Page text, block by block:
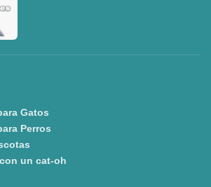
todas las promos 🐾
Gatos
Perros
un cat-oh